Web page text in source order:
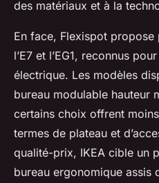
des matériaux et à la
En face, Flexispot
l’E7 et l’EG1, reconnus
électrique. Les modèles
bureau modulable hauteur
certains choix offrent
termes de plateau et
qualité-prix, IKEA cible un
bureau ergonomique assis